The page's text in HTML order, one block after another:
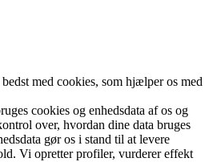
med cookies, som hjælper os med
cookies og enhedsdata af os og
over, hvordan dine data bruges
gør os i stand til at levere
Vi opretter profiler, vurderer effekt